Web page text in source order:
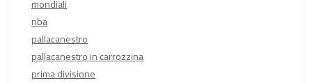
mondiali
nba
pallacanestro
pallacanestro in carrozzina
prima divisione